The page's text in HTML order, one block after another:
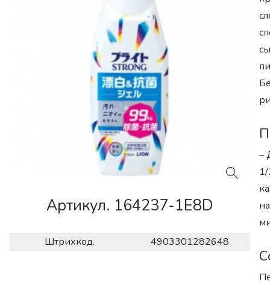
Артикул. 164237-1E8D
Штрихкод. 4903301282648
–